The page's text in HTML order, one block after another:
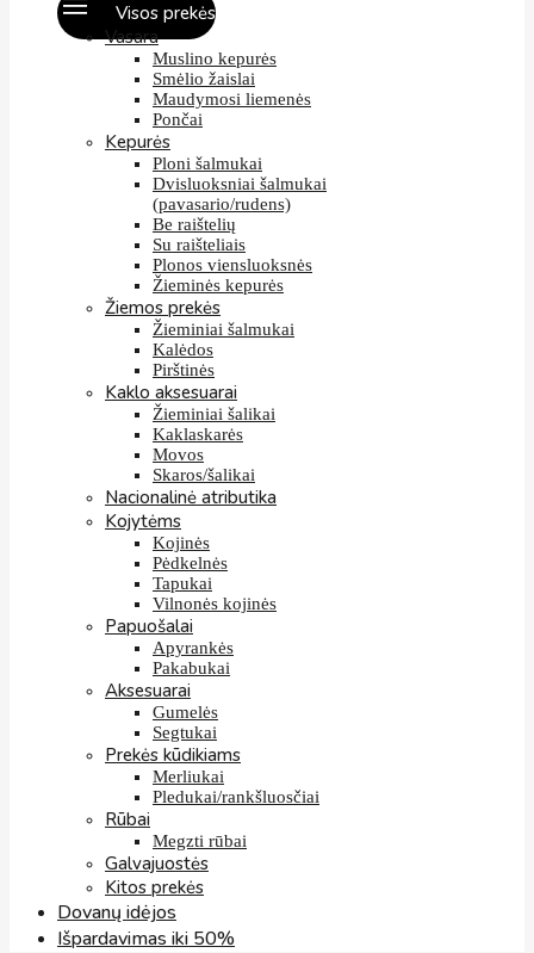
Visos prekės
Vasara
Muslino kepurės
Smėlio žaislai
Maudymosi liemenės
Pončai
Kepurės
Ploni šalmukai
Dvisluoksniai šalmukai
(pavasario/rudens)
Be raištelių
Su raišteliais
Plonos viensluoksnės
Žieminės kepurės
Žiemos prekės
Žieminiai šalmukai
Kalėdos
Pirštinės
Kaklo aksesuarai
Žieminiai šalikai
Kaklaskarės
Movos
Skaros/šalikai
Nacionalinė atributika
Kojytėms
Kojinės
Pėdkelnės
Tapukai
Vilnonės kojinės
Papuošalai
Apyrankės
Pakabukai
Aksesuarai
Gumelės
Segtukai
Prekės kūdikiams
Merliukai
Pledukai/rankšluosčiai
Rūbai
Megzti rūbai
Galvajuostės
Kitos prekės
Dovanų idėjos
Išpardavimas iki 50%